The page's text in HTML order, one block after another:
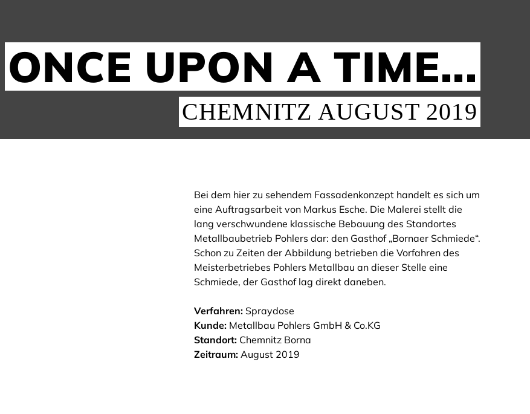
ONCE UPON A TIME...
CHEMNITZ AUGUST 2019
Bei dem hier zu sehendem Fassadenkonzept handelt es sich um
eine Auftragsarbeit von Markus Esche. Die Malerei stellt die
lang verschwundene klassische Bebauung des Standortes
Metallbaubetrieb Pohlers dar: den Gasthof „Bornaer Schmiede“.
Schon zu Zeiten der Abbildung betrieben die Vorfahren des
Meisterbetriebes Pohlers Metallbau an dieser Stelle eine
Schmiede, der Gasthof lag direkt daneben.
Verfahren:Spraydose
Kunde:Metallbau Pohlers GmbH & Co.KG
Standort:Chemnitz Borna
Zeitraum:August 2019